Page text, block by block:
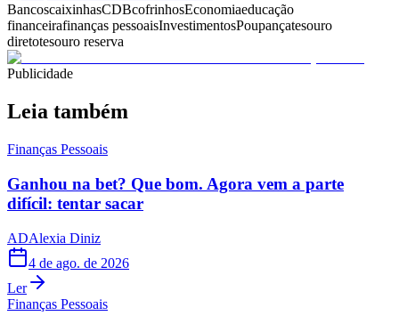
BancoscaixinhasCDBcofrinhosEconomiaeducação
financeirafinanças pessoaisInvestimentosPoupançatesouro
diretotesouro reserva
Publicidade
Leia também
Finanças Pessoais
Ganhou na bet? Que bom. Agora vem a parte
difícil: tentar sacar
ADAlexia Diniz
4 de ago. de 2026
Ler
Finanças Pessoais